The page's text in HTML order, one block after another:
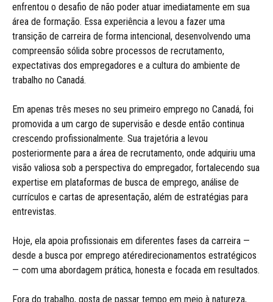
enfrentou o desafio de não poder atuar imediatamente em sua
área de formação. Essa experiência a levou a fazer uma
transição de carreira de forma intencional, desenvolvendo uma
compreensão sólida sobre processos de recrutamento,
expectativas dos empregadores e a cultura do ambiente de
trabalho no Canadá.
Em apenas três meses no seu primeiro emprego no Canadá, foi
promovida a um cargo de supervisão e desde então continua
crescendo profissionalmente. Sua trajetória a levou
posteriormente para a área de recrutamento, onde adquiriu uma
visão valiosa sob a perspectiva do empregador, fortalecendo sua
expertise em plataformas de busca de emprego, análise de
currículos e cartas de apresentação, além de estratégias para
entrevistas.
Hoje, ela apoia profissionais em diferentes fases da carreira —
desde a busca por emprego atéredirecionamentos estratégicos
— com uma abordagem prática, honesta e focada em resultados.
Fora do trabalho, gosta de passar tempo em meio à natureza,